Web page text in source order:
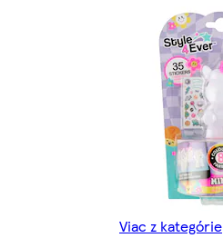
Viac z kategórie